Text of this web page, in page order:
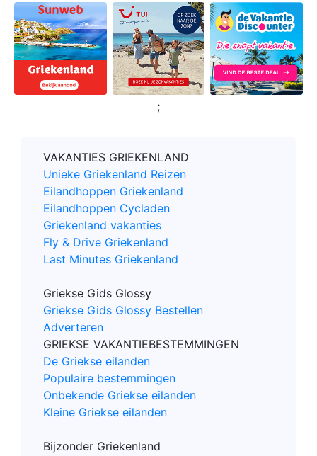
;
VAKANTIES GRIEKENLAND
Unieke Griekenland Reizen
Eilandhoppen Griekenland
Eilandhoppen Cycladen
Griekenland vakanties
Fly & Drive Griekenland
Last Minutes Griekenland
Griekse Gids Glossy
Griekse Gids Glossy Bestellen
Adverteren
GRIEKSE VAKANTIEBESTEMMINGEN
De Griekse eilanden
Populaire bestemmingen
Onbekende Griekse eilanden
Kleine Griekse eilanden
Bijzonder Griekenland